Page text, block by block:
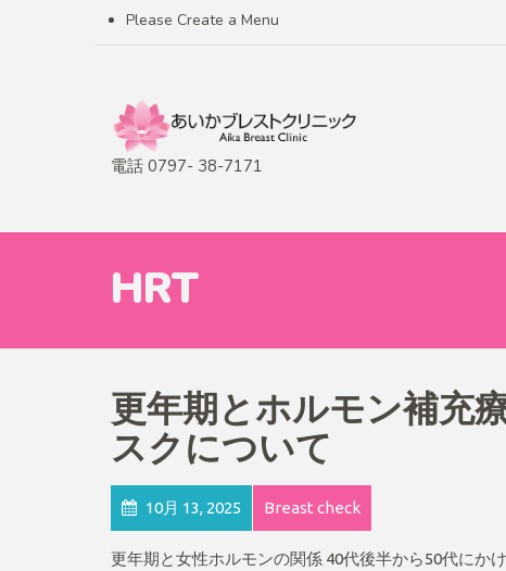
Please Create a Menu
電話 0797- 38-7171
HRT
更年期とホルモン補充
スクについて
10月 13, 2025 Breast check
更年期と女性ホルモンの関係 40代後半から50代にか